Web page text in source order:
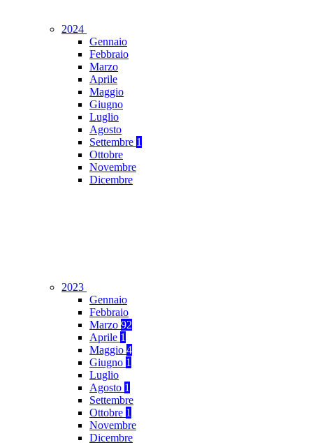
2024
Gennaio
Febbraio
Marzo
Aprile
Maggio
Giugno
Luglio
Agosto
Settembre 1
Ottobre
Novembre
Dicembre
2023
Gennaio
Febbraio
Marzo 92
Aprile 1
Maggio 4
Giugno 1
Luglio
Agosto 1
Settembre
Ottobre 1
Novembre
Dicembre